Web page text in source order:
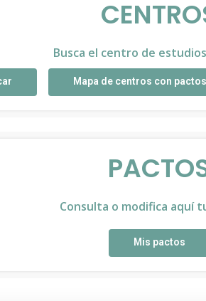
Busca el centro de
Mapa de centros con pactos
Consulta o modifica aquí
Mis pactos